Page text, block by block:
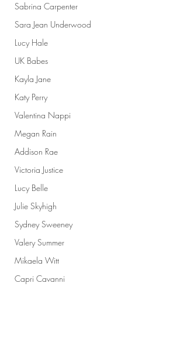
Sabrina Carpenter
Sara Jean Underwood
Lucy Hale
UK Babes
Kayla Jane
Katy Perry
Valentina Nappi
Megan Rain
Addison Rae
Victoria Justice
Lucy Belle
Julie Skyhigh
Sydney Sweeney
Valery Summer
Mikaela Witt
Capri Cavanni